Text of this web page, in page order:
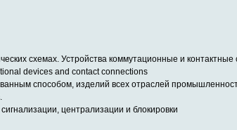
схемах. Устройства коммутационные и контактные
devices and contact connections
способом, изделий всех отраслей
централизации и блокировки